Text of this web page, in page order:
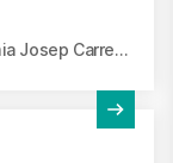
Institut de Recerca contra la Leucèmia Josep Carreras, Badalona